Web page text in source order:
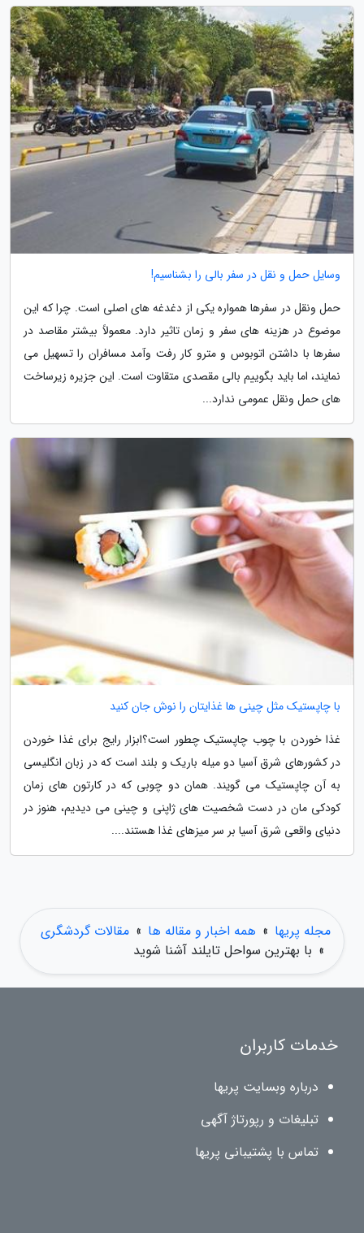
وسایل حمل و نقل در سفر بالی را بشناسیم!
حمل ونقل در سفرها همواره یکی از دغدغه های اصلی است. چرا که این
موضوع در هزینه های سفر و زمان تاثیر دارد. معمولاً بیشتر مقاصد در
سفرها با داشتن اتوبوس و مترو کار رفت وآمد مسافران را تسهیل می
نمایند، اما باید بگوییم بالی مقصدی متقاوت است. این جزیره زیرساخت
های حمل ونقل عمومی ندارد...
با چاپستیک مثل چینی ها غذایتان را نوش جان کنید
غذا خوردن با چوب چاپستیک چطور است؟ابزار رایج برای غذا خوردن
در کشورهای شرق آسیا دو میله باریک و بلند است که در زبان انگلیسی
به آن چاپستیک می گویند. همان دو چوبی که در کارتون های زمان
کودکی مان در دست شخصیت های ژاپنی و چینی می دیدیم، هنوز در
دنیای واقعی شرق آسیا بر سر میزهای غذا هستند....
مجله پریها » همه اخبار و مقاله ها » مقالات گردشگری
» با بهترین سواحل تایلند آشنا شوید
خدمات کاربران
درباره وبسایت پریها
تبلیغات و رپورتاژ آگهی
تماس با پشتیبانی پریها